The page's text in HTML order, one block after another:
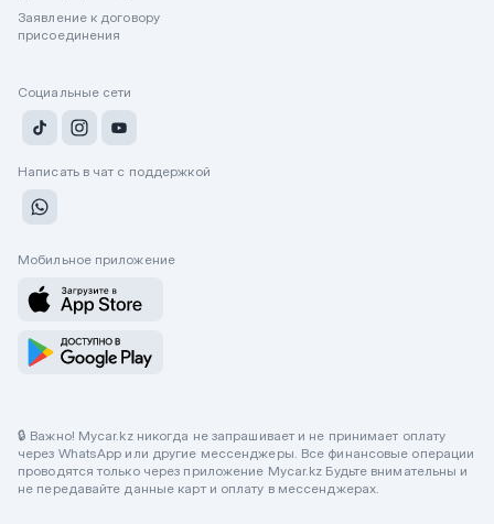
Заявление к договору
присоединения
Социальные сети
Написать в чат с поддержкой
Мобильное приложение
🔒 Важно! Mycar.kz никогда не запрашивает и не принимает оплату
через WhatsApp или другие мессенджеры. Все финансовые операции
проводятся только через приложение Mycar.kz Будьте внимательны и
не передавайте данные карт и оплату в мессенджерах.